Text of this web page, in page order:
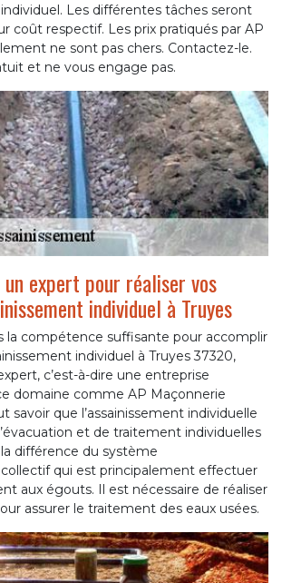
individuel. Les différentes tâches seront
coût respectif. Les prix pratiqués par AP
ne sont pas chers. Contactez-le.
et ne vous engage pas.
expert pour réaliser vos
individuel à Truyes
la compétence suffisante pour accomplir
individuel à Truyes 37320,
c’est-à-dire une entreprise
domaine comme AP Maçonnerie
savoir que l’assainissement individuelle
et de traitement individuelles
différence du système
collectif qui est principalement effectuer
aux égouts. Il est nécessaire de réaliser
assurer le traitement des eaux usées.